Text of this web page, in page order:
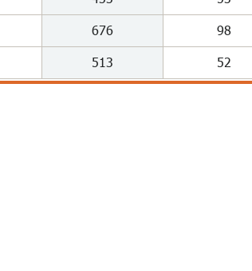
676
98
513 52